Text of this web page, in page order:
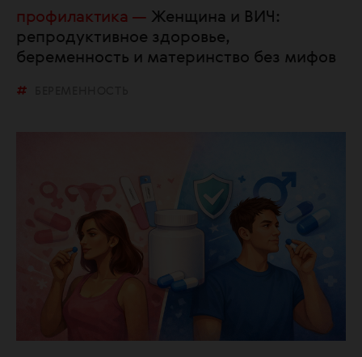
профилактика
Женщина и ВИЧ:
репродуктивное здоровье,
беременность и материнство без мифов